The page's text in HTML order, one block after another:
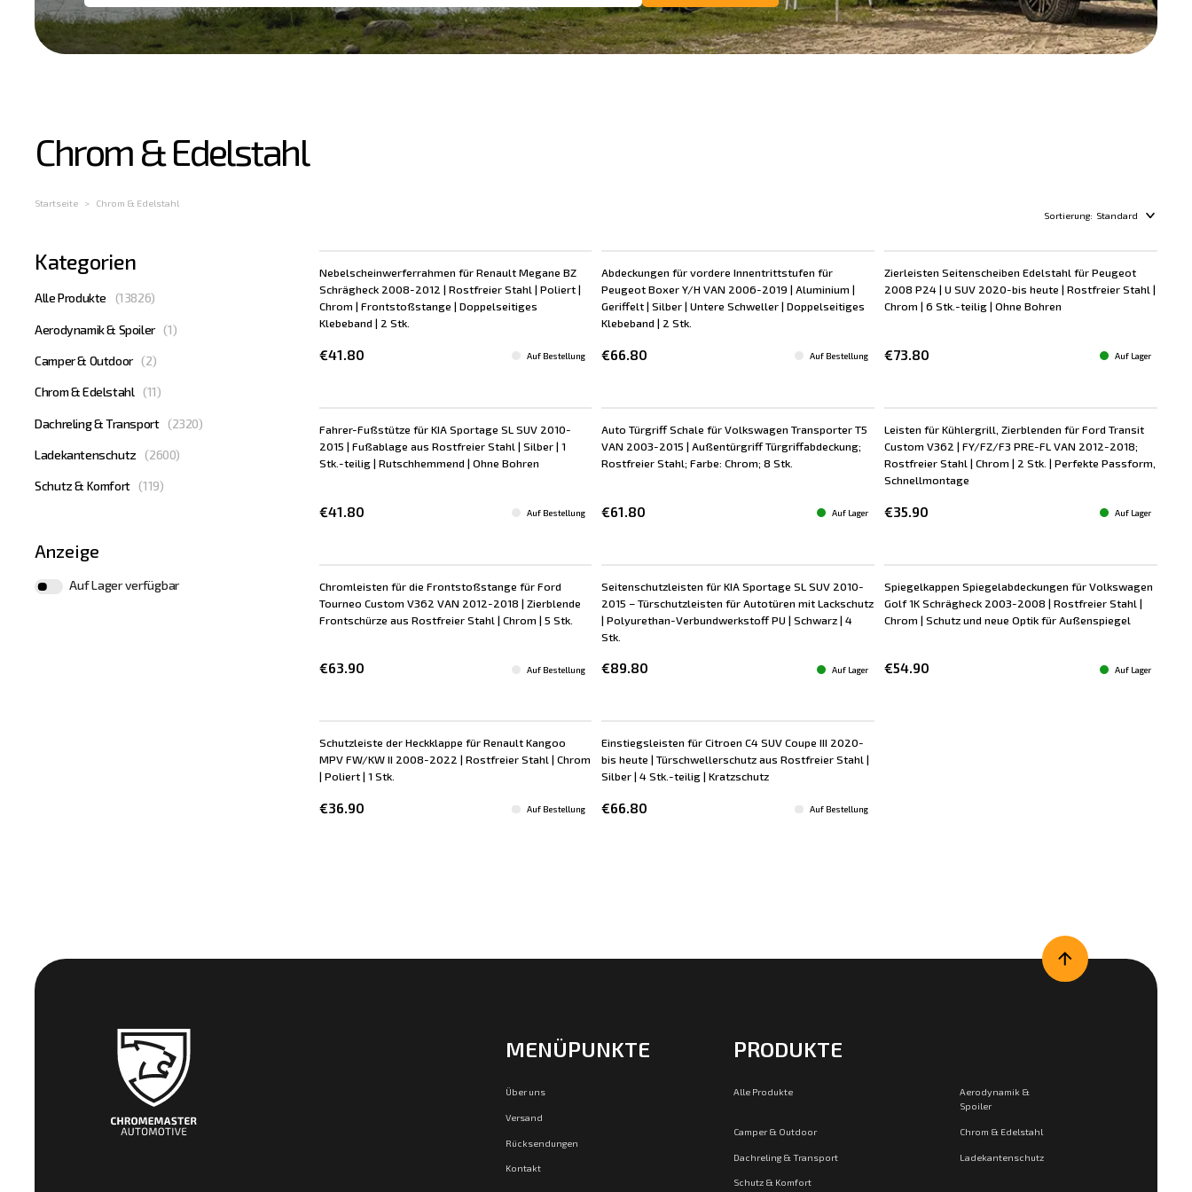
Chrom & Edelstahl
Startseite
Chrom & Edelstahl
Sortierung: Standard
Kategorien
Alle Produkte (13826)
Aerodynamik & Spoiler (1)
Camper & Outdoor (2)
Chrom & Edelstahl (11)
Dachreling & Transport (2320)
Ladekantenschutz (2600)
Schutz & Komfort (119)
Anzeige
Auf Lager verfügbar
Nebelscheinwerferrahmen für Renault Megane BZ
Schrägheck 2008-2012 | Rostfreier Stahl | Poliert |
Chrom | Frontstoßstange | Doppelseitiges
Klebeband | 2 Stk.
€41.80 Auf Bestellung
Abdeckungen für vordere Innentrittstufen für
Peugeot Boxer Y/H VAN 2006-2019 | Aluminium |
Geriffelt | Silber | Untere Schweller | Doppelseitiges
Klebeband | 2 Stk.
€66.80 Auf Bestellung
Zierleisten Seitenscheiben Edelstahl für Peugeot
2008 P24 | U SUV 2020-bis heute | Rostfreier Stahl |
Chrom | 6 Stk.-teilig | Ohne Bohren
€73.80 Auf Lager
Fahrer-Fußstütze für KIA Sportage SL SUV 2010-
2015 | Fußablage aus Rostfreier Stahl | Silber | 1
Stk.-teilig | Rutschhemmend | Ohne Bohren
€41.80 Auf Bestellung
Auto Türgriff Schale für Volkswagen Transporter T5
VAN 2003-2015 | Außentürgriff Türgriffabdeckung;
Rostfreier Stahl; Farbe: Chrom; 8 Stk.
€61.80 Auf Lager
Leisten für Kühlergrill, Zierblenden für Ford Transit
Custom V362 | FY/FZ/F3 PRE-FL VAN 2012-2018;
Rostfreier Stahl | Chrom | 2 Stk. | Perfekte Passform,
Schnellmontage
€35.90 Auf Lager
Chromleisten für die Frontstoßstange für Ford
Tourneo Custom V362 VAN 2012-2018 | Zierblende
Frontschürze aus Rostfreier Stahl | Chrom | 5 Stk.
€63.90 Auf Bestellung
Seitenschutzleisten für KIA Sportage SL SUV 2010-
2015 – Türschutzleisten für Autotüren mit Lackschutz
| Polyurethan-Verbundwerkstoff PU | Schwarz | 4
Stk.
€89.80 Auf Lager
Spiegelkappen Spiegelabdeckungen für Volkswagen
Golf 1K Schrägheck 2003-2008 | Rostfreier Stahl |
Chrom | Schutz und neue Optik für Außenspiegel
€54.90 Auf Lager
Schutzleiste der Heckklappe für Renault Kangoo
MPV FW/KW II 2008-2022 | Rostfreier Stahl | Chrom
| Poliert | 1 Stk.
€36.90 Auf Bestellung
Einstiegsleisten für Citroen C4 SUV Coupe III 2020-
bis heute | Türschwellerschutz aus Rostfreier Stahl |
Silber | 4 Stk.-teilig | Kratzschutz
€66.80 Auf Bestellung
MENÜPUNKTE
Über uns
Versand
Rücksendungen
Kontakt
PRODUKTE
Alle Produkte
Aerodynamik &
Spoiler
Camper & Outdoor Chrom & Edelstahl
Dachreling & Transport Ladekantenschutz
Schutz & Komfort